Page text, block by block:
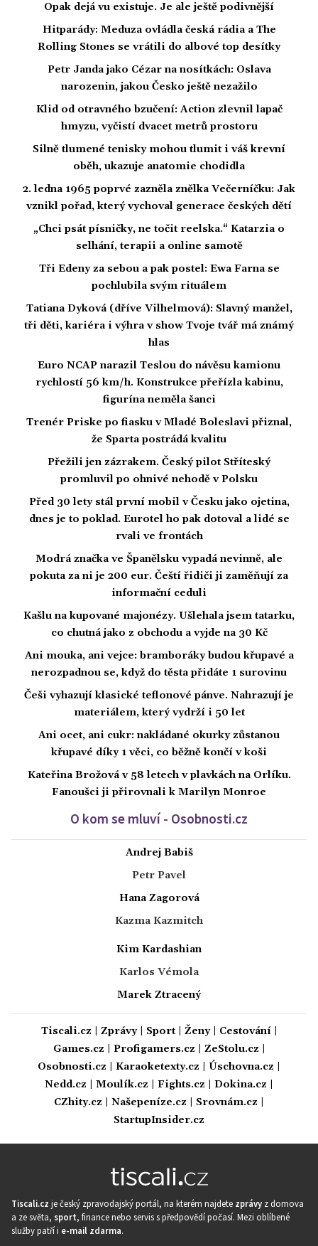
Opak dejá vu existuje. Je ale ještě podivnější
Hitparády: Meduza ovládla česká rádia a The
Rolling Stones se vrátili do albové top desítky
Petr Janda jako Cézar na nosítkách: Oslava
narozenin, jakou Česko ještě nezažilo
Klid od otravného bzučení: Action zlevnil lapač
hmyzu, vyčistí dvacet metrů prostoru
Silně tlumené tenisky mohou tlumit i váš krevní
oběh, ukazuje anatomie chodidla
2. ledna 1965 poprvé zazněla znělka Večerníčku: Jak
vznikl pořad, který vychoval generace českých dětí
„Chci psát písničky, ne točit reelska.“ Katarzia o
selhání, terapii a online samotě
Tři Edeny za sebou a pak postel: Ewa Farna se
pochlubila svým rituálem
Tatiana Dyková (dříve Vilhelmová): Slavný manžel,
tři děti, kariéra i výhra v show Tvoje tvář má známý
hlas
Euro NCAP narazil Teslou do návěsu kamionu
rychlostí 56 km/h. Konstrukce přeřízla kabinu,
figurína neměla šanci
Trenér Priske po fiasku v Mladé Boleslavi přiznal,
že Sparta postrádá kvalitu
Přežili jen zázrakem. Český pilot Stříteský
promluvil po ohnivé nehodě v Polsku
Před 30 lety stál první mobil v Česku jako ojetina,
dnes je to poklad. Eurotel ho pak dotoval a lidé se
rvali ve frontách
Modrá značka ve Španělsku vypadá nevinně, ale
pokuta za ni je 200 eur. Čeští řidiči ji zaměňují za
informační ceduli
Kašlu na kupované majonézy. Ušlehala jsem tatarku,
co chutná jako z obchodu a vyjde na 30 Kč
Ani mouka, ani vejce: bramboráky budou křupavé a
nerozpadnou se, když do těsta přidáte 1 surovinu
Češi vyhazují klasické teflonové pánve. Nahrazují je
materiálem, který vydrží i 50 let
Ani ocet, ani cukr: nakládané okurky zůstanou
křupavé díky 1 věci, co běžně končí v koši
Kateřina Brožová v 58 letech v plavkách na Orlíku.
Fanoušci ji přirovnali k Marilyn Monroe
O kom se mluví - Osobnosti.cz
Andrej Babiš
Petr Pavel
Hana Zagorová
Kazma Kazmitch
Kim Kardashian
Karlos Vémola
Marek Ztracený
Tiscali.cz Zprávy| Sport| Ženy| Cestování|
Games.cz
Profigamers.cz ZeStolu.cz
Osobnosti.cz
Karaoketexty.cz Úschovna.cz
Nedd.cz
Moulík.cz Fights.cz Dokina.cz
CZhity.cz
Našepeníze.cz Srovnám.cz
StartupInsider.cz
Tiscali.cz je český zpravodajský portál, na kterém najdete zprávy z domova
a ze světa, sport, finance nebo servis s předpovědí počasí. Mezi oblíbené
služby patří i e-mail zdarma.